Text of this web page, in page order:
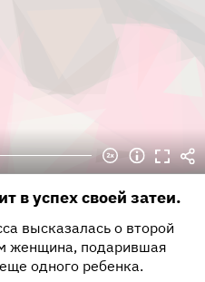
в успех своей затеи.
высказалась о второй
женщина, подарившая
одного ребенка.